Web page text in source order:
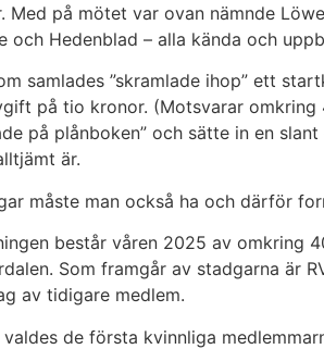
Med på mötet var ovan nämnde
och Hedenblad – alla kända och
samlades ”skramlade ihop” ett
på tio kronor. (Motsvarar
på plånboken” och sätte in en
är.
måste man också ha och därför
består våren 2025 av omkring
Som framgår av stadgarna är
av tidigare medlem.
valdes de första kvinnliga